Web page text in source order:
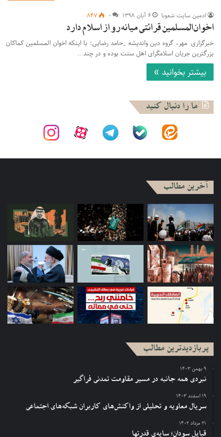
ادمین سایت شعوبا ۶ آبان ۱۳۹۸ ۰ ۸۴۷
اخوان‌المسلمین قرائتی میانه‌رو از اسلام دارد
خبرگزاری مهر، گروه دین واندیشه _حامد رضایی: با اینکه اخوان المسلمین کماکان
بزرگترین جریان اسلامگرای اهل سنت بوده و در چند…
بیشتر بخوانید »
ما را دنبال کنید
آخرین مطالب
پربازدیدترین مطالب
۹ بهمن ۱۴۰۳
نبردی همه جانبه در مسیر مقاومت تمدنی فراگیر
۱۹ اسفند ۱۴۰۳
سریال معاویه و تحلیلی از واکنش‌های کاربران شبکه‌های اجتماعی
۲۱ مرداد ۱۴۰۲
قبایل سودان؛ سایه‌ی قدرتها